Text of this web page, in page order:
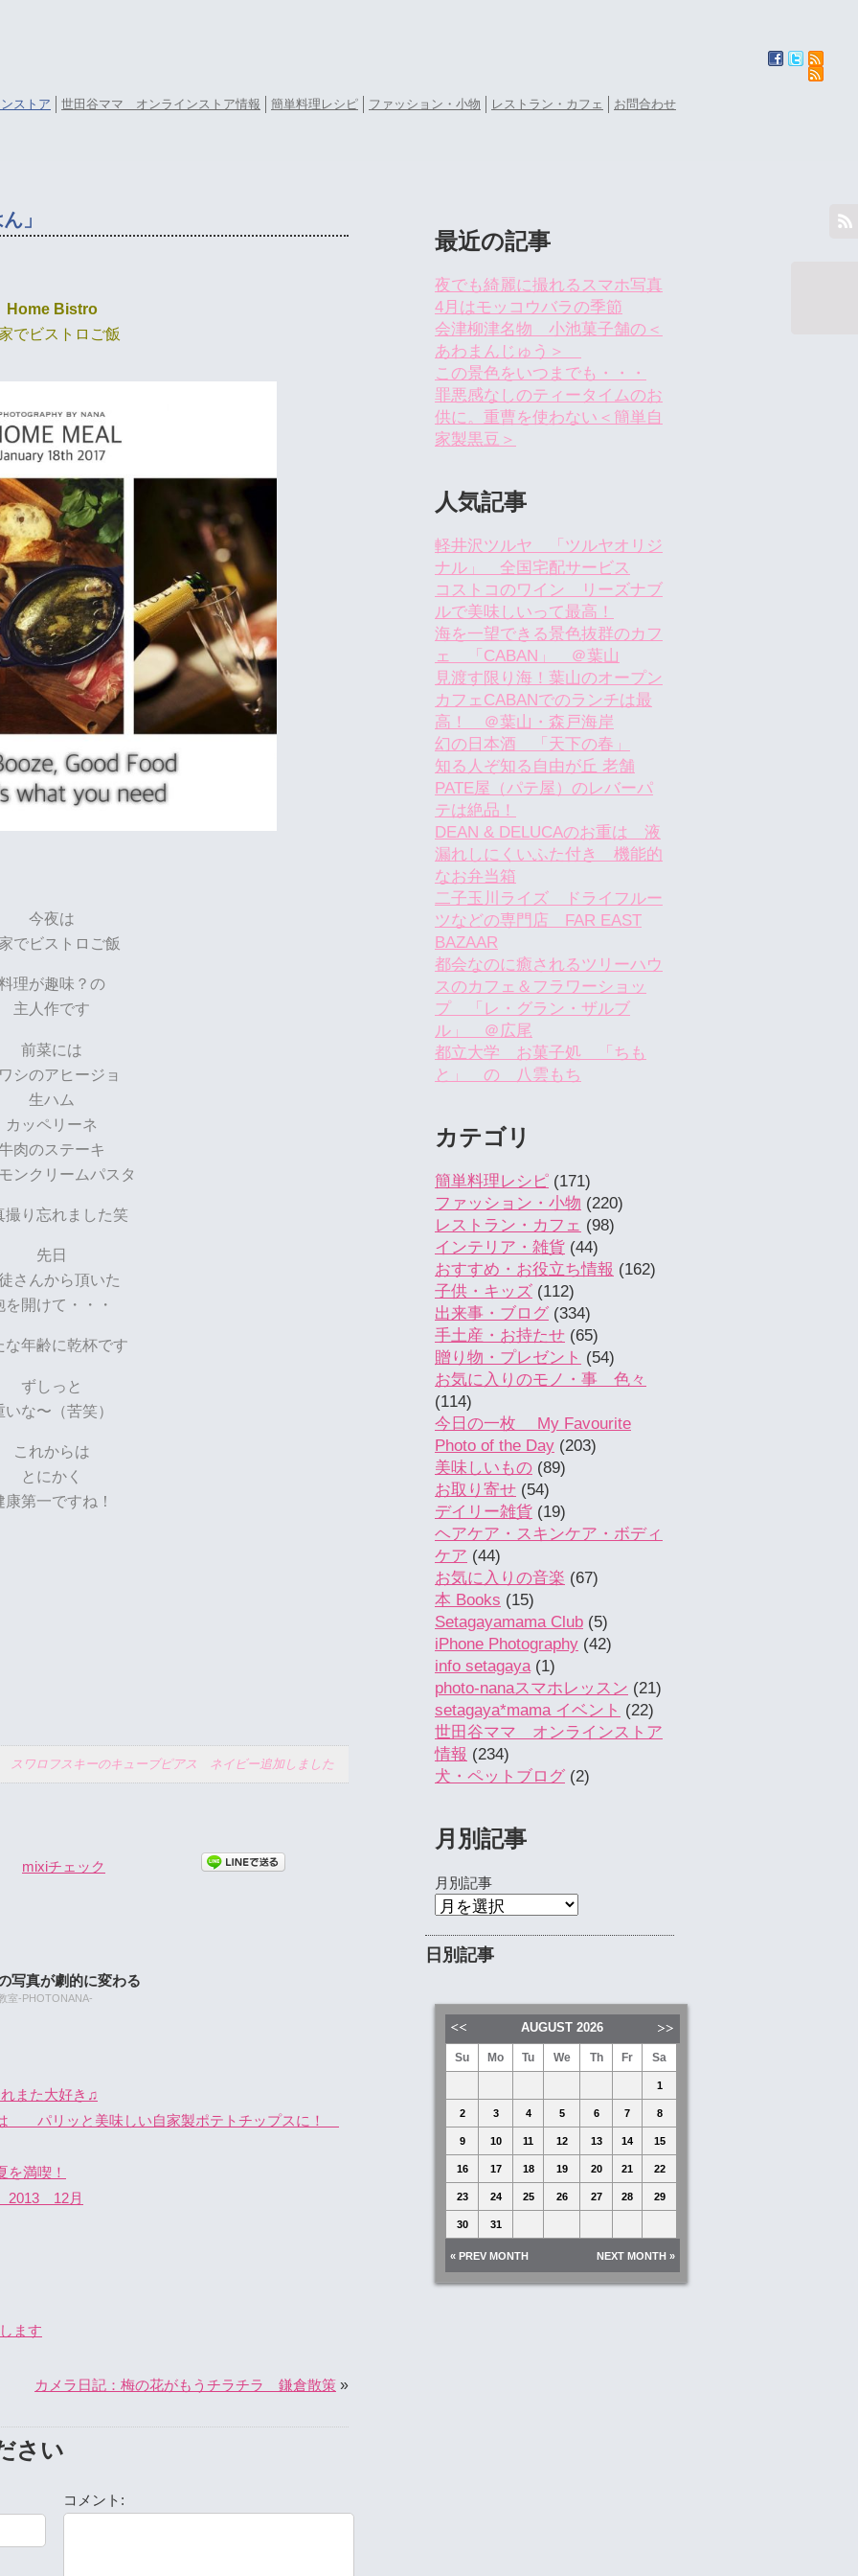
ストア 世田谷ママ オンラインストア情報 簡単料理レシピ ファッション・小物 レストラン・カフェ お問合わせ
」
Home Bistro
でビストロご飯
今夜は
でビストロご飯
理が趣味？の
主人作です
前菜には
シのアヒージョ
生ハム
カッペリーネ
肉のステーキ
ンクリームパスタ
撮り忘れました笑
先日
さんから頂いた
を開けて・・・
な年齢に乾杯です
ずしっと
いな〜（苦笑）
これからは
とにかく
康第一ですね！
スワロフスキーのキューブピアス ネイビー追加しました
mixiチェック
写真が劇的に変わる
室-PHOTONANA-
また大好き♫
パリッと美味しい自家製ポテトチップスに！
満喫！
2013 12月
ます
カメラ日記：梅の花がもうチラチラ 鎌倉散策 »
さい
コメント:
最近の記事
夜でも綺麗に撮れるスマホ写真
4月はモッコウバラの季節
会津柳津名物 小池菓子舗の＜
あわまんじゅう＞
この景色をいつまでも・・・
罪悪感なしのティータイムのお
供に。重曹を使わない＜簡単自
家製黒豆＞
人気記事
軽井沢ツルヤ 「ツルヤオリジ
ナル」 全国宅配サービス
コストコのワイン リーズナブ
ルで美味しいって最高！
海を一望できる景色抜群のカフ
ェ 「CABAN」 ＠葉山
見渡す限り海！葉山のオープン
カフェCABANでのランチは最
高！ ＠葉山・森戸海岸
幻の日本酒 「天下の春」
知る人ぞ知る自由が丘 老舗
PATE屋（パテ屋）のレバーパ
テは絶品！
DEAN & DELUCAのお重は 液
漏れしにくいふた付き 機能的
なお弁当箱
二子玉川ライズ ドライフルー
ツなどの専門店 FAR EAST
BAZAAR
都会なのに癒されるツリーハウ
スのカフェ＆フラワーショッ
プ 「レ・グラン・ザルブ
ル」 ＠広尾
都立大学 お菓子処 「ちも
と」 の 八雲もち
カテゴリ
簡単料理レシピ (171)
ファッション・小物 (220)
レストラン・カフェ (98)
インテリア・雑貨 (44)
おすすめ・お役立ち情報 (162)
子供・キッズ (112)
出来事・ブログ (334)
手土産・お持たせ (65)
贈り物・プレゼント (54)
お気に入りのモノ・事 色々
(114)
今日の一枚 My Favourite
Photo of the Day (203)
美味しいもの (89)
お取り寄せ (54)
デイリー雑貨 (19)
ヘアケア・スキンケア・ボディ
ケア (44)
お気に入りの音楽 (67)
本 Books (15)
Setagayamama Club (5)
iPhone Photography (42)
info setagaya(1)
photo-nanaスマホレッスン (21)
setagaya*mama イベント (22)
世田谷ママ オンラインストア
情報 (234)
犬・ペットブログ (2)
月別記事
月別記事
日別記事
AUGUST 2026
Su Mo Tu We Th Fr Sa
1
2 3 4 5 6 7 8
9 10 11 12 13 14 15
16 17 18 19 20 21 22
23 24 25 26 27 28 29
30 31
« PREV MONTH NEXT MONTH »